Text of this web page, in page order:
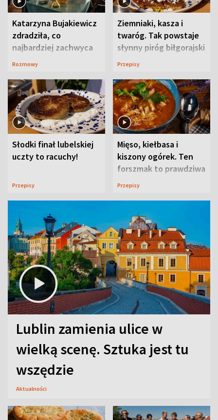
Katarzyna Bujakiewicz
zdradziła, co
najbardziej zachwyca
ją w Lublinie
Rozmowy
Ziemniaki, kasza i
twaróg. Tak powstaje
słynny piróg biłgorajski
Przepisy
Słodki finał lubelskiej
uczty to racuchy!
Przepisy
Mięso, kiełbasa i
kiszony ogórek. Ten
forszmak to prawdziwa
uczta
Przepisy
Lublin zamienia ulice w
wielką scenę. Sztuka jest tu
wszędzie
Aktualności